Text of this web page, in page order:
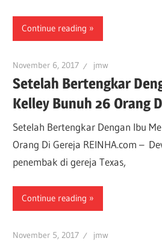
Continue reading
November 6, 2017 jmw
Setelah Bertengkar
Kelley Bunuh 26 Orang
Setelah Bertengkar Dengan Ibu
Orang Di Gereja REINHA.com –
penembak di gereja Texas,
Continue reading
November 5, 2017 jmw